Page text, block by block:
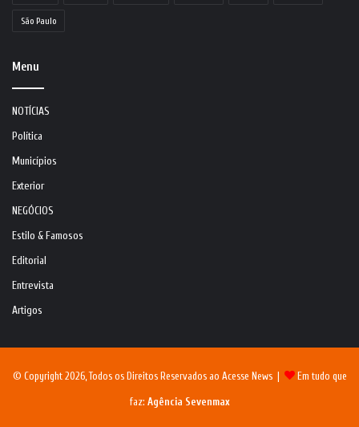
São Paulo
Menu
NOTÍCIAS
Política
Municípios
Exterior
NEGÓCIOS
Estilo & Famosos
Editorial
Entrevista
Artigos
© Copyright 2026, Todos os Direitos Reservados ao Acesse News | Em tudo que
faz: Agência Sevenmax